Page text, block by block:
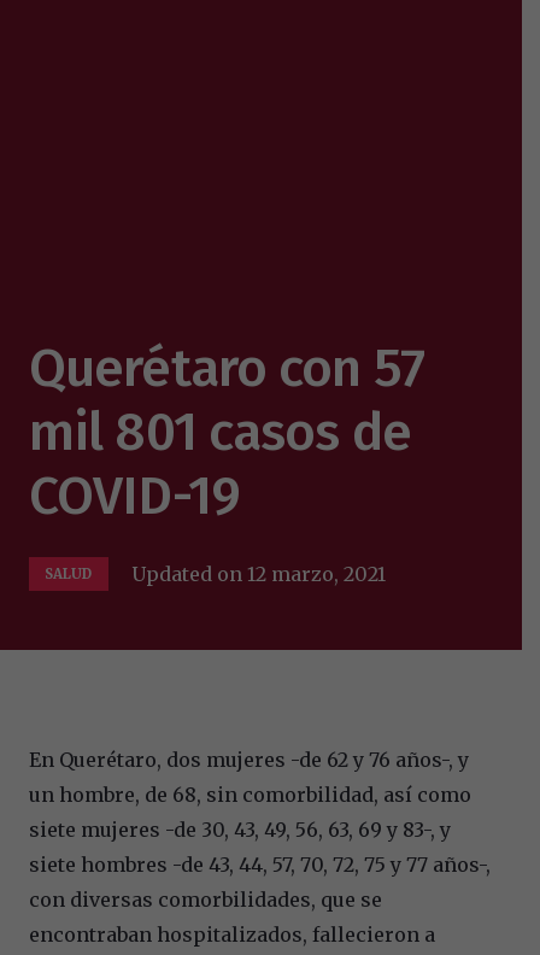
Querétaro con 57
mil 801 casos de
COVID-19
SALUD Updated on 12 marzo, 2021
En Querétaro, dos mujeres -de 62 y 76 años-, y
un hombre, de 68, sin comorbilidad, así como
siete mujeres -de 30, 43, 49, 56, 63, 69 y 83-, y
siete hombres -de 43, 44, 57, 70, 72, 75 y 77 años-,
con diversas comorbilidades, que se
encontraban hospitalizados, fallecieron a